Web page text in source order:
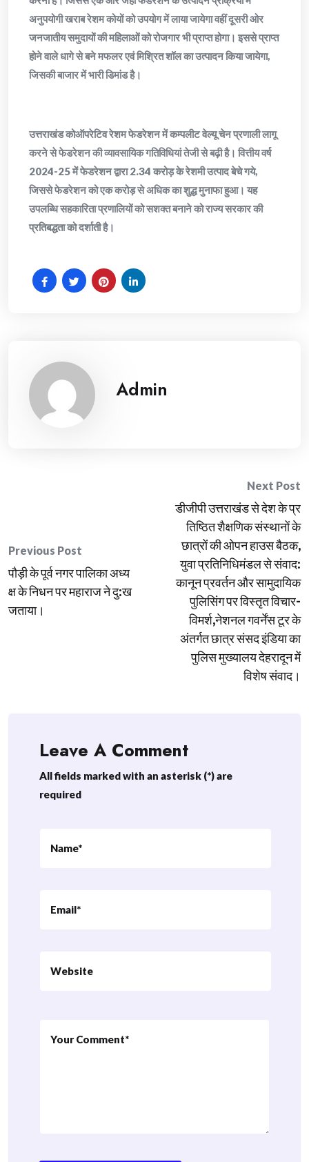
अनुपयोगी खराब रेशम कोयों को उपयोग में लाया जायेगा वहीं दूसरी ओर
जनजातीय समुदायों की महिलाओं को रोजगार भी प्राप्त होगा। इससे प्राप्त
होने वाले धागे से बने मफलर एवं मिश्रित शॉल का उत्पादन किया जायेगा,
जिसकी बाजार में भारी डिमांड है।
उत्तराखंड कोऑपरेटिव रेशम फेडरेशन में कम्पलीट वेल्यू चेन प्रणाली लागू
करने से फेडरेशन की व्यावसायिक गतिविधियां तेजी से बढ़ी है। वित्तीय वर्ष
2024-25 में फेडरेशन द्वारा 2.34 करोड़ के रेशमी उत्पाद बेचे गये,
जिससे फेडरेशन को एक करोड़ से अधिक का शुद्ध मुनाफा हुआ। यह
उपलब्धि सहकारिता प्रणालियों को सशक्त बनाने को राज्य सरकार की
प्रतिबद्धता को दर्शाती है।
Admin
Previous Post
पौड़ी के पूर्व नगर पालिका अध्य
क्ष के निधन पर महाराज ने दु:ख
जताया।
Next Post
डीजीपी उत्तराखंड से देश के प्र
तिष्ठित शैक्षणिक संस्थानों के
छात्रों की ओपन हाउस बैठक,
युवा प्रतिनिधिमंडल से संवाद:
कानून प्रवर्तन और सामुदायिक
पुलिसिंग पर विस्तृत विचार-
विमर्श,नेशनल गवर्नेंस टूर के
अंतर्गत छात्र संसद इंडिया का
पुलिस मुख्यालय देहरादून में
विशेष संवाद।
Leave A Comment
All fields marked with an asterisk (*) are
required